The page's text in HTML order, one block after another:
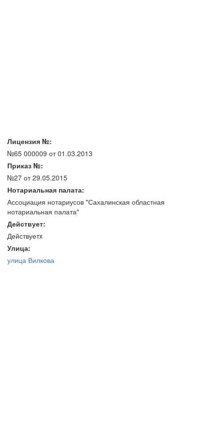
Лицензия №:
№65 000009 от 01.03.2013
Приказ №:
№27 от 29.05.2015
Нотариальная палата:
Ассоциация нотариусов "Сахалинская областная
нотариальная палата"
Действует:
Действуетx
Улица:
улица Вилкова